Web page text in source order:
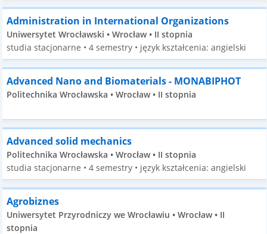
Administration in International Organizations
Uniwersytet Wrocławski • Wrocław • II stopnia
studia stacjonarne • 4 semestry • język kształcenia: angielski
Advanced Nano and Biomaterials - MONABIPHOT
Politechnika Wrocławska • Wrocław • II stopnia
Advanced solid mechanics
Politechnika Wrocławska • Wrocław • II stopnia
studia stacjonarne • 4 semestry • język kształcenia: angielski
Agrobiznes
Uniwersytet Przyrodniczy we Wrocławiu • Wrocław • II
stopnia